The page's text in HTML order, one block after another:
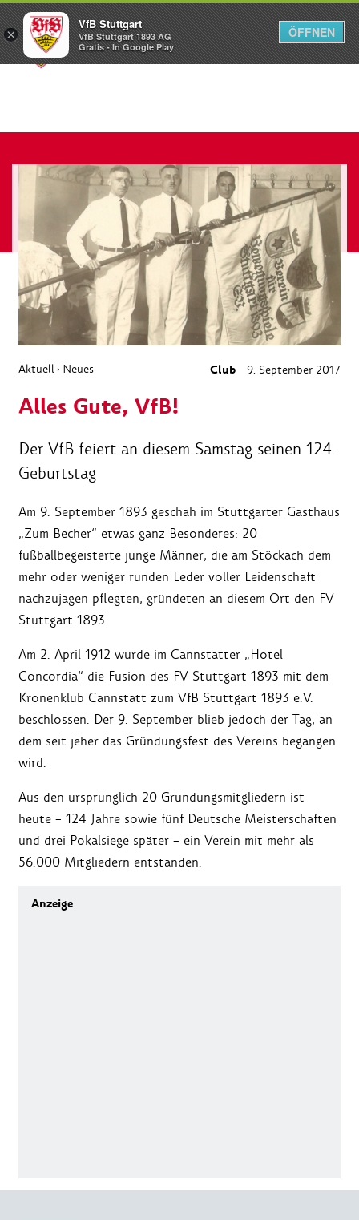
Menü
Aktuell › Neues Club 9. September 2017
Alles Gute, VfB!
Der VfB feiert an diesem Samstag seinen 124.
Geburtstag
Am 9. September 1893 geschah im Stuttgarter Gasthaus
„Zum Becher“ etwas ganz Besonderes: 20
fußballbegeisterte junge Männer, die am Stöckach dem
mehr oder weniger runden Leder voller Leidenschaft
nachzujagen pflegten, gründeten an diesem Ort den FV
Stuttgart 1893.
Am 2. April 1912 wurde im Cannstatter „Hotel
Concordia“ die Fusion des FV Stuttgart 1893 mit dem
Kronenklub Cannstatt zum VfB Stuttgart 1893 e.V.
beschlossen. Der 9. September blieb jedoch der Tag, an
dem seit jeher das Gründungsfest des Vereins begangen
wird.
Aus den ursprünglich 20 Gründungsmitgliedern ist
heute – 124 Jahre sowie fünf Deutsche Meisterschaften
und drei Pokalsiege später – ein Verein mit mehr als
56.000 Mitgliedern entstanden.
×
VfB Stuttgart
VfB Stuttgart 1893 AG
Gratis - In Google Play
ÖFFNEN